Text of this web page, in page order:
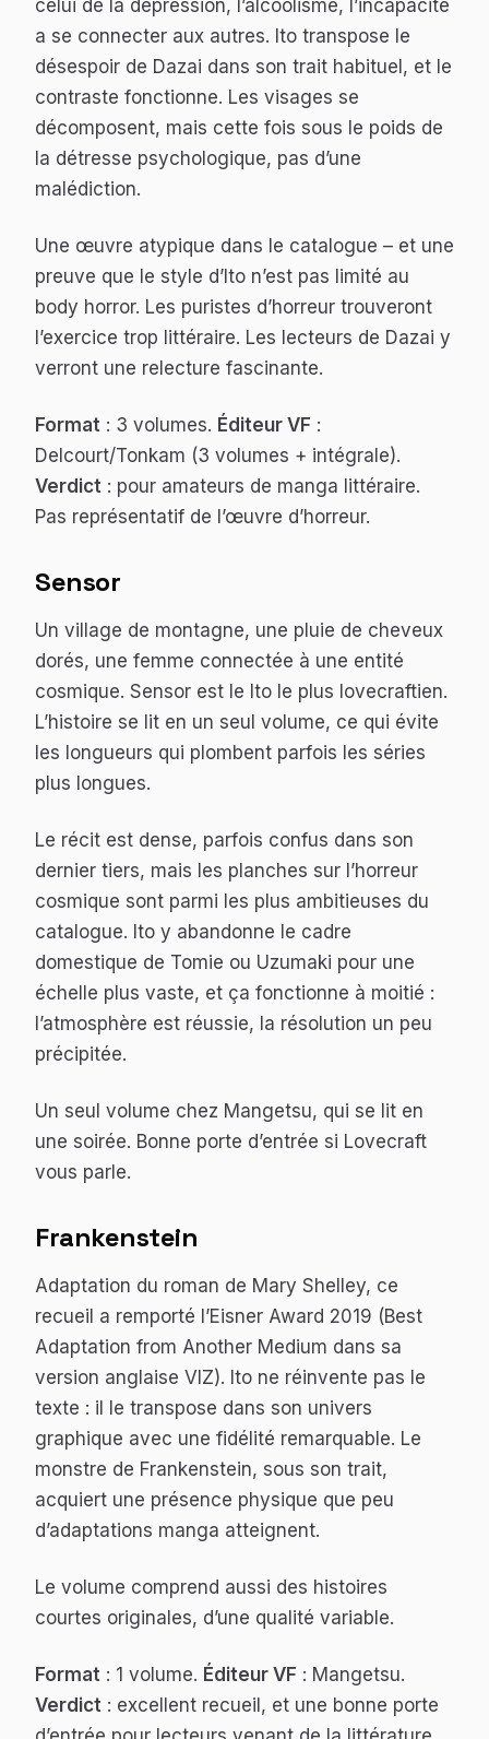
celui de la dépression, l’alcoolisme, l’incapacité
a se connecter aux autres. Ito transpose le
désespoir de Dazai dans son trait habituel, et le
contraste fonctionne. Les visages se
décomposent, mais cette fois sous le poids de
la détresse psychologique, pas d’une
malédiction.
Une œuvre atypique dans le catalogue – et une
preuve que le style d’Ito n’est pas limité au
body horror. Les puristes d’horreur trouveront
l’exercice trop littéraire. Les lecteurs de Dazai y
verront une relecture fascinante.
Format : 3 volumes. Éditeur VF :
Delcourt/Tonkam (3 volumes + intégrale).
Verdict : pour amateurs de manga littéraire.
Pas représentatif de l’œuvre d’horreur.
Sensor
Un village de montagne, une pluie de cheveux
dorés, une femme connectée à une entité
cosmique. Sensor est le Ito le plus lovecraftien.
L’histoire se lit en un seul volume, ce qui évite
les longueurs qui plombent parfois les séries
plus longues.
Le récit est dense, parfois confus dans son
dernier tiers, mais les planches sur l’horreur
cosmique sont parmi les plus ambitieuses du
catalogue. Ito y abandonne le cadre
domestique de Tomie ou Uzumaki pour une
échelle plus vaste, et ça fonctionne à moitié :
l’atmosphère est réussie, la résolution un peu
précipitée.
Un seul volume chez Mangetsu, qui se lit en
une soirée. Bonne porte d’entrée si Lovecraft
vous parle.
Frankenstein
Adaptation du roman de Mary Shelley, ce
recueil a remporté l’Eisner Award 2019 (Best
Adaptation from Another Medium dans sa
version anglaise VIZ). Ito ne réinvente pas le
texte : il le transpose dans son univers
graphique avec une fidélité remarquable. Le
monstre de Frankenstein, sous son trait,
acquiert une présence physique que peu
d’adaptations manga atteignent.
Le volume comprend aussi des histoires
courtes originales, d’une qualité variable.
Format : 1 volume. Éditeur VF : Mangetsu.
Verdict : excellent recueil, et une bonne porte